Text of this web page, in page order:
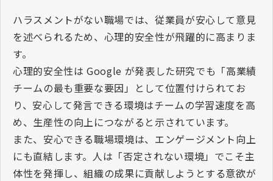
ハラスメントがない職場では、従業員が安心して意見
を述べられるため、心理的安全性が飛躍的に高まりま
す。
心理的安全性は Google が発表した研究でも「高業績
チームの最も重要な要因」として位置付けられてお
り、安心して発言できる環境はチームの学習速度を高
め、生産性の向上につながると示されています。
また、安心できる職場環境は、エンゲージメント向上
にも直結します。人は「否定されない環境」でこそ主
体性を発揮し、組織の成果に貢献しようとする意欲が